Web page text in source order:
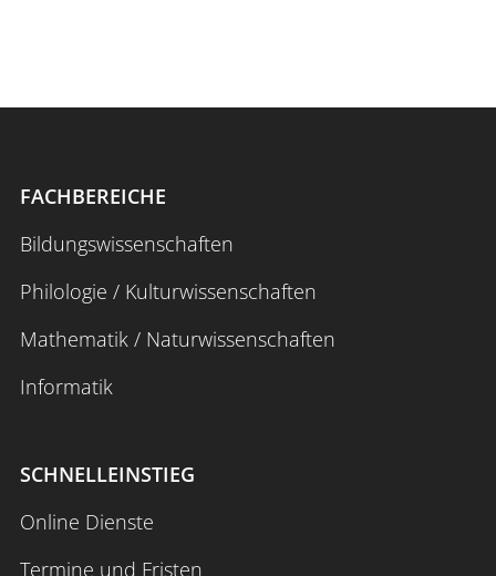
FACHBEREICHE
Bildungswissenschaften
Philologie / Kulturwissenschaften
Mathematik / Naturwissenschaften
Informatik
SCHNELLEINSTIEG
Online Dienste
Termine und Fristen